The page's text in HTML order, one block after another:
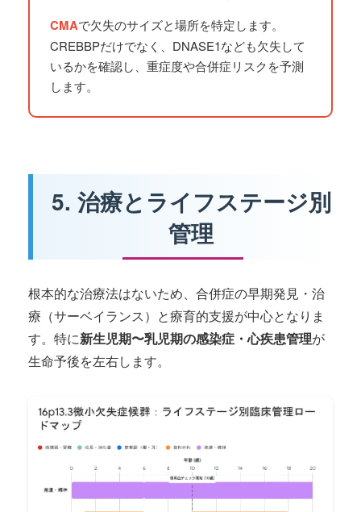
CMAで欠失のサイズと場所を特定します。
CREBBPだけでなく、DNASE1なども欠失して
いるかを確認し、重症度や合併症リスクを予測
します。
5. 治療とライフステージ別
管理
根本的な治療法はないため、合併症の早期発見・治
療（サーベイランス）と療育的支援が中心となりま
す。特に新生児期〜乳児期の感染症・心疾患管理が
生命予後を左右します。